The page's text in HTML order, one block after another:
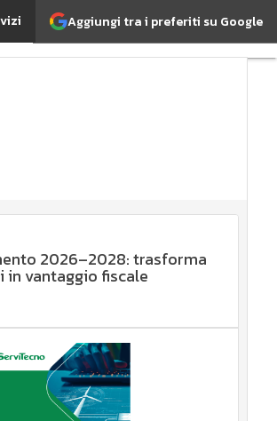
Aggiungi tra i preferiti su Google
2026–2028: trasforma
vantaggio fiscale